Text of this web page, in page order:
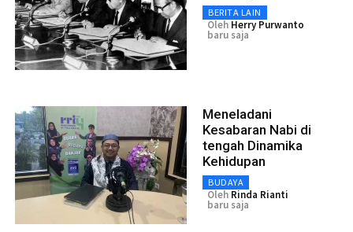
BERITA LAIN
Oleh Herry Purwanto
baru saja
Meneladani
Kesabaran Nabi di
tengah Dinamika
Kehidupan
BUDAYA
Oleh Rinda Rianti
baru saja